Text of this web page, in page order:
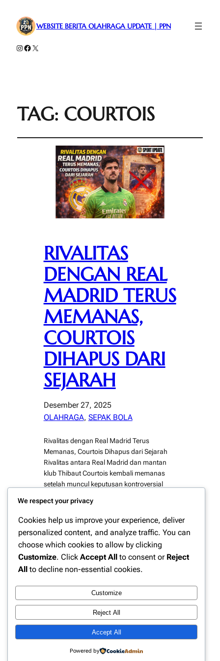
WEBSITE BERITA OLAHRAGA UPDATE | PPN
Instagram
Facebook
X
TAG: COURTOIS
RIVALITAS
DENGAN REAL
MADRID TERUS
MEMANAS,
COURTOIS
DIHAPUS DARI
SEJARAH
Desember 27, 2025
OLAHRAGA, SEPAK BOLA
Rivalitas dengan Real Madrid Terus
Memanas, Courtois Dihapus dari Sejarah
Rivalitas antara Real Madrid dan mantan
klub Thibaut Courtois kembali memanas
setelah muncul keputusan kontroversial
catatan sejarah klub lamanya. Langkah ini
sontak memicu perdebatan luas di
kalangan penggemar dan pengamat sepak
bola Eropa. Courtois, yang kini menjadi
salah satu…
Instagram
Facebook
X
Website Berita Olahraga Update | PPN
We respect your privacy
Cookies help us improve your experience, deliver
personalized content, and analyze traffic. You can
choose which cookies to allow by clicking
Customize. Click Accept All to consent or Reject
All to decline non-essential cookies.
Customize
Reject All
Accept All
Powered by